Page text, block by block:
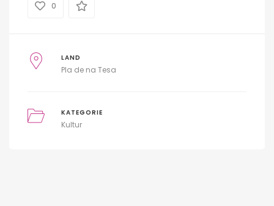
0
LAND
Pla de na Tesa
KATEGORIE
Kultur